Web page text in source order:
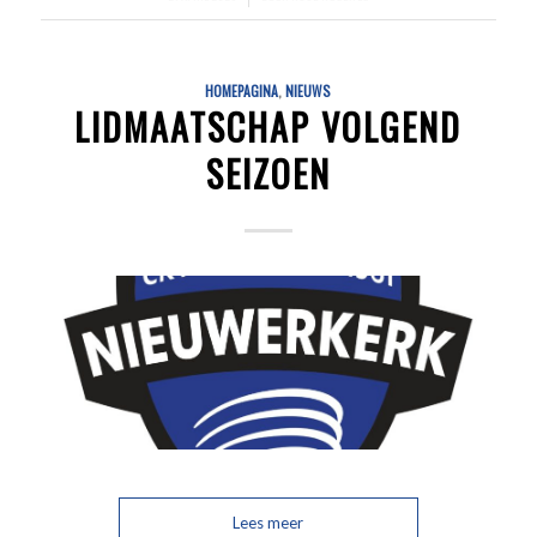
HOMEPAGINA,NIEUWS
LIDMAATSCHAP VOLGEND
SEIZOEN
Lees meer